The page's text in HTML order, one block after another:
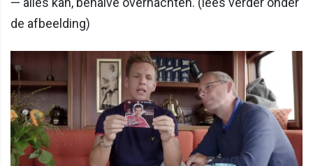
de afbeelding)